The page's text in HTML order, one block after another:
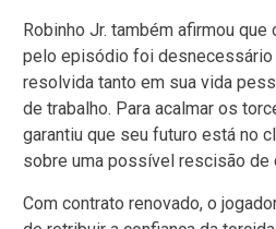
Robinho Jr. também afirmou
pelo episódio foi desnecessário
resolvida tanto em sua vida
de trabalho. Para acalmar os
garantiu que seu futuro está no
sobre uma possível rescisão de
Com contrato renovado, o